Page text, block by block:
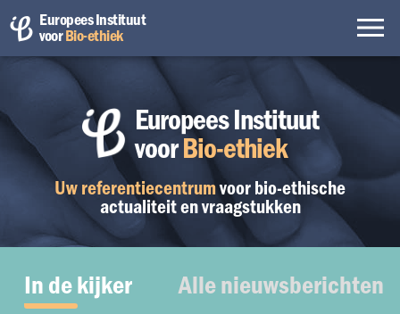
Europees Instituut
voorBio-ethiek
Uw referentiecentrumvoor bio-ethische
actualiteit en vraagstukken
Europees Instituut
voorBio-ethiek
In de kijker Alle nieuwsberichten